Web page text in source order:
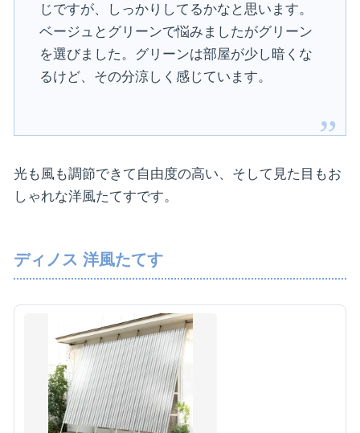
じですが、しっかりしてるかなと思います。
ベージュとグリーンで悩みましたがグリーン
を選びました。グリーンは部屋が少し暗くな
るけど、その分涼しく感じています。
光も風も調節できて自由度の高い、そして見た目もお
しゃれな洋風たてすです。
ディノス 洋風たてす